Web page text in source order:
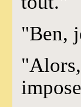
"Ben,